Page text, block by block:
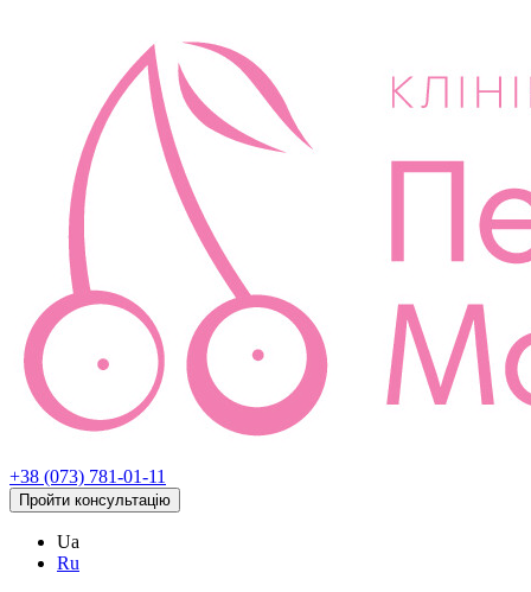
+38 (073) 781-01-11
Пройти консультацію
Ua
Ru